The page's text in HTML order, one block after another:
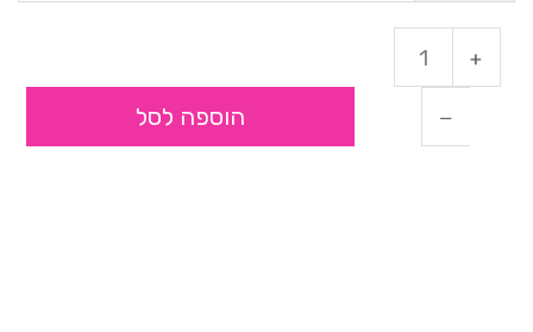
הוספה לסל